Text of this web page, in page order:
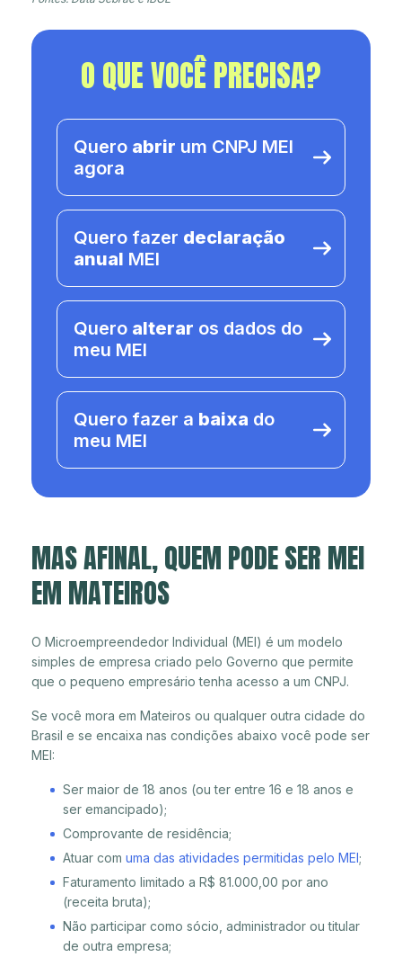
O QUE VOCÊ PRECISA?
Quero abrir um CNPJ MEI
agora
Quero fazer declaração
anual MEI
Quero alterar os dados do
meu MEI
Quero fazer a baixa do
meu MEI
MAS AFINAL, QUEM PODE SER MEI
EM MATEIROS
O Microempreendedor Individual (MEI) é um modelo
simples de empresa criado pelo Governo que permite
que o pequeno empresário tenha acesso a um CNPJ.
Se você mora em Mateiros ou qualquer outra cidade do
Brasil e se encaixa nas condições abaixo você pode ser
MEI:
Ser maior de 18 anos (ou ter entre 16 e 18 anos e
ser emancipado);
Comprovante de residência;
Atuar com uma das atividades permitidas pelo MEI;
Faturamento limitado a R$ 81.000,00 por ano
(receita bruta);
Não participar como sócio, administrador ou titular
de outra empresa;